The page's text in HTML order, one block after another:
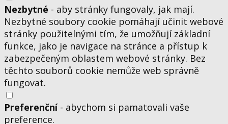
Nezbytné - aby stránky fungovaly, jak mají.
Nezbytné soubory cookie pomáhají učinit webové
stránky použitelnými tím, že umožňují základní
funkce, jako je navigace na stránce a přístup k
zabezpečeným oblastem webové stránky. Bez
těchto souborů cookie nemůže web správně
fungovat.
Preferenční- abychom si pamatovali vaše
preference.